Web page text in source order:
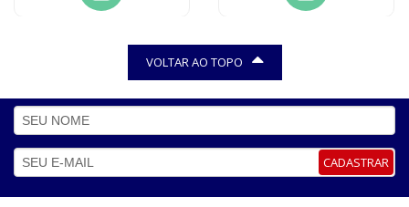
VOLTAR AO TOPO
CADASTRAR